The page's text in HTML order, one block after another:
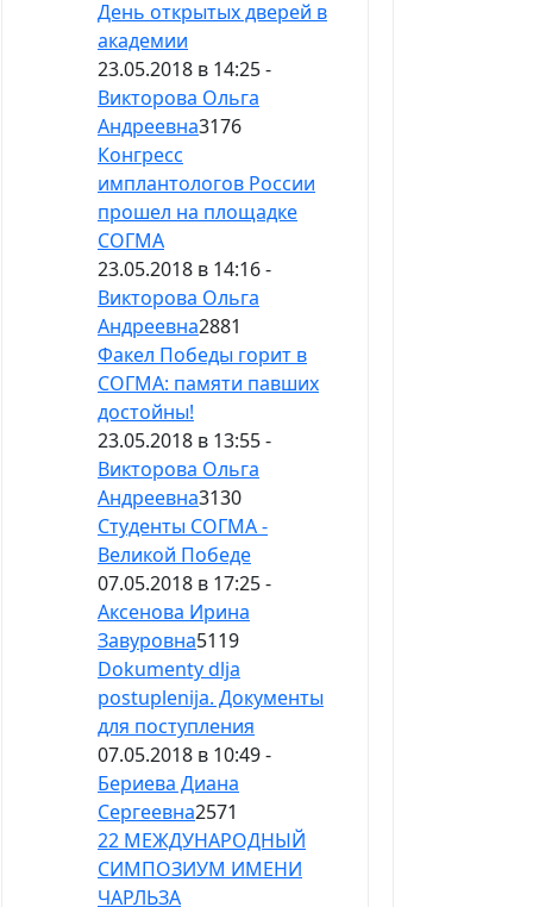
День открытых дверей в
академии
23.05.2018 в 14:25 -
Викторова Ольга
Андреевна3176
Конгресс
имплантологов России
прошел на площадке
СОГМА
23.05.2018 в 14:16 -
Викторова Ольга
Андреевна2881
Факел Победы горит в
СОГМА: памяти павших
достойны!
23.05.2018 в 13:55 -
Викторова Ольга
Андреевна3130
Студенты СОГМА -
Великой Победе
07.05.2018 в 17:25 -
Аксенова Ирина
Завуровна5119
Dokumenty dlja
postuplenija. Документы
для поступления
07.05.2018 в 10:49 -
Бериева Диана
Сергеевна2571
22 МЕЖДУНАРОДНЫЙ
СИМПОЗИУМ ИМЕНИ
ЧАРЛЬЗА